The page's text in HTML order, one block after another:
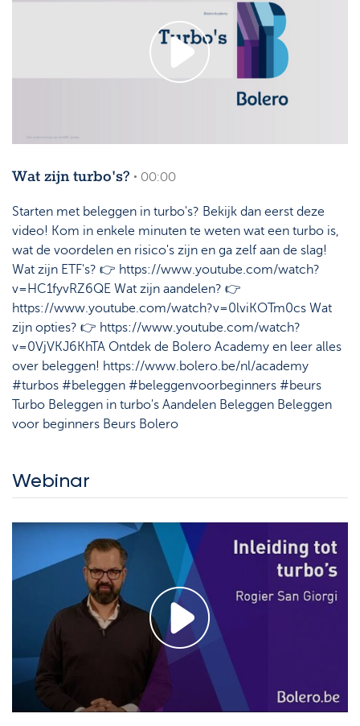
Wat zijn turbo's? • 00:00
Starten met beleggen in turbo's? Bekijk dan eerst deze
video! Kom in enkele minuten te weten wat een turbo is,
wat de voordelen en risico's zijn en ga zelf aan de slag!
Wat zijn ETF's? 👉 https://www.youtube.com/watch?
v=HC1fyvRZ6QE Wat zijn aandelen? 👉
https://www.youtube.com/watch?v=0lviKOTm0cs Wat
zijn opties? 👉 https://www.youtube.com/watch?
v=0VjVKJ6KhTA Ontdek de Bolero Academy en leer alles
over beleggen! https://www.bolero.be/nl/academy
#turbos #beleggen #beleggenvoorbeginners #beurs
Turbo Beleggen in turbo's Aandelen Beleggen Beleggen
voor beginners Beurs Bolero
Webinar